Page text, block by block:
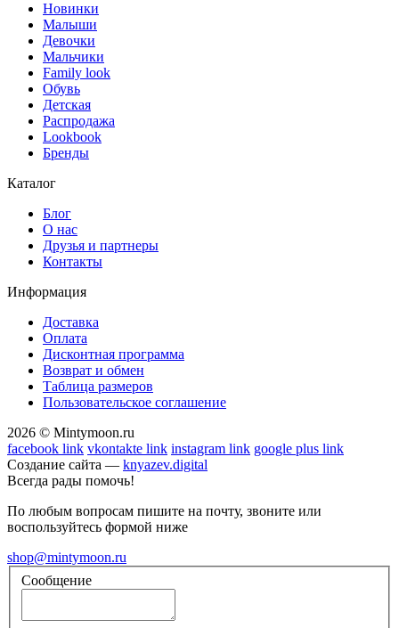
Новинки
Малыши
Девочки
Мальчики
Family look
Обувь
Детская
Распродажа
Lookbook
Бренды
Каталог
Блог
О нас
Друзья и партнеры
Контакты
Информация
Доставка
Оплата
Дисконтная программа
Возврат и обмен
Таблица размеров
Пользовательское соглашение
2026 © Mintymoon.ru
facebook link vkontakte link instagram link google plus link
Создание сайта — knyazev.digital
Всегда рады помочь!
По любым вопросам пишите на почту, звоните или
воспользуйтесь формой ниже
shop@mintymoon.ru
Сообщение